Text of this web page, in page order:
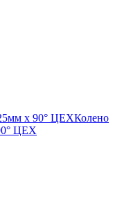
х 90° ЦЕХКолено
ЦЕХ